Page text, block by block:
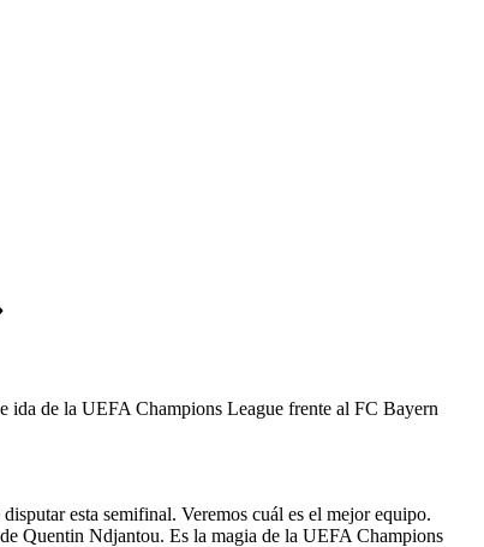
ida de la UEFA Champions League frente al FC Bayern
esta semifinal. Veremos cuál es el mejor equipo.
Quentin Ndjantou. Es la magia de la UEFA Champions